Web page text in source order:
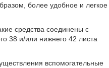
более удобное и легкое
средства соединены с
38 и/или нижнего 42 листа
вспомогательные